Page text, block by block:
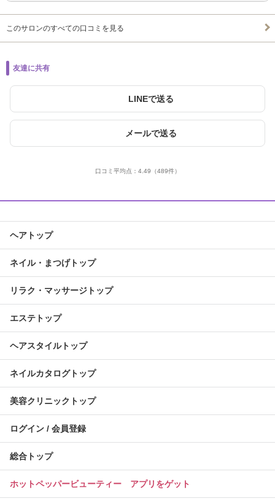
このサロンのすべての口コミを見る
友達に共有
LINEで送る
メールで送る
口コミ平均点： 4.49 （489件）
ヘアトップ
ネイル・まつげトップ
リラク・マッサージトップ
エステトップ
ヘアスタイルトップ
ネイルカタログトップ
美容クリニックトップ
ログイン / 会員登録
総合トップ
ホットペッパービューティー アプリをゲット